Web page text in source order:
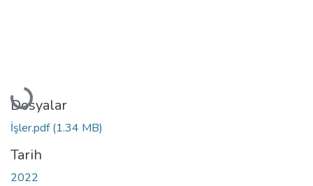
Yükleniyor...
Dosyalar
İşler.pdf(1.34 MB)
Tarih
2022